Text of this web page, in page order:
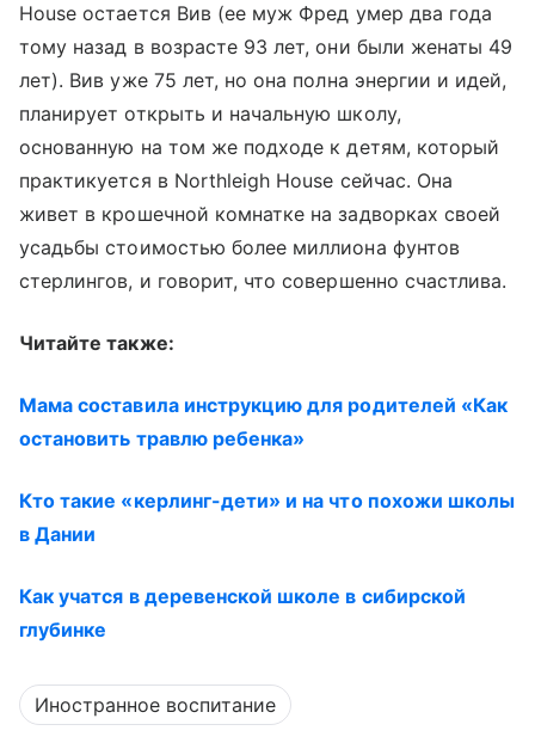
House остается Вив (ее муж Фред умер два года
тому назад в возрасте 93 лет, они были женаты 49
лет). Вив уже 75 лет, но она полна энергии и идей,
планирует открыть и начальную школу,
основанную на том же подходе к детям, который
практикуется в Northleigh House сейчас. Она
живет в крошечной комнатке на задворках своей
усадьбы стоимостью более миллиона фунтов
стерлингов, и говорит, что совершенно счастлива.
Читайте также:
Мама составила инструкцию для родителей «Как
остановить травлю ребенка»
Кто такие «керлинг-дети» и на что похожи школы
в Дании
Как учатся в деревенской школе в сибирской
глубинке
Иностранное воспитание